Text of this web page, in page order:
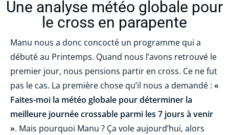
Une analyse météo globale pour
le cross en parapente
Manu nous a donc concocté un programme qui a
débuté au Printemps. Quand nous l’avons retrouvé le
premier jour, nous pensions partir en cross. Ce ne fut
pas le cas. La première chose qu’il nous a demandé : «
Faites-moi la météo globale pour déterminer la
meilleure journée crossable parmi les 7 jours à venir
». Mais pourquoi Manu ? Ça vole aujourd’hui, alors